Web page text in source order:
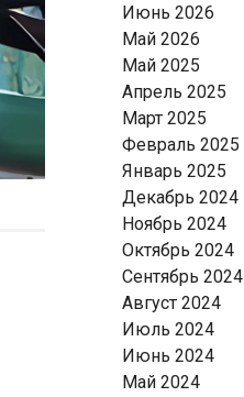
Июнь 2026
Май 2026
Май 2025
Апрель 2025
Март 2025
Февраль 2025
Январь 2025
Декабрь 2024
Ноябрь 2024
Октябрь 2024
Сентябрь 2024
Август 2024
Июль 2024
Июнь 2024
Май 2024